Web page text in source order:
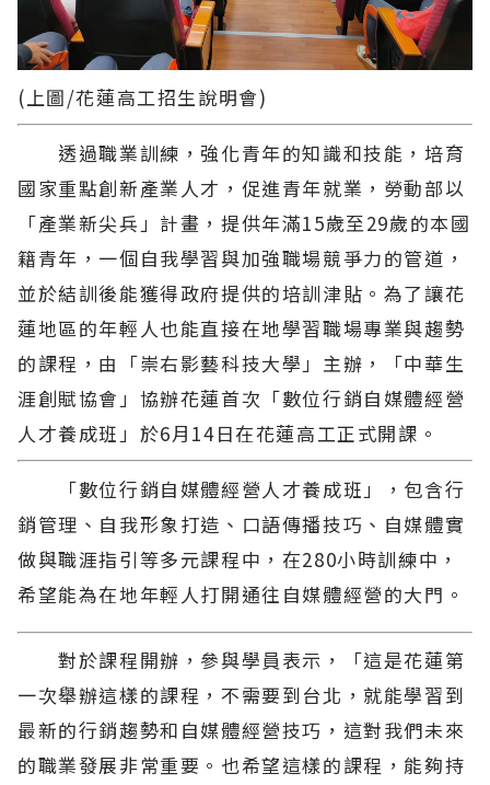
(上圖/花蓮高工招生說明會)
透過職業訓練，強化青年的知識和技能，培育
國家重點創新產業人才，促進青年就業，勞動部以
「產業新尖兵」計畫，提供年滿15歲至29歲的本國
籍青年，一個自我學習與加強職場競爭力的管道，
並於結訓後能獲得政府提供的培訓津貼。為了讓花
蓮地區的年輕人也能直接在地學習職場專業與趨勢
的課程，由「崇右影藝科技大學」主辦，「中華生
涯創賦協會」協辦花蓮首次「數位行銷自媒體經營
人才養成班」於6月14日在花蓮高工正式開課。
「數位行銷自媒體經營人才養成班」，包含行
銷管理、自我形象打造、口語傳播技巧、自媒體實
做與職涯指引等多元課程中，在280小時訓練中，
希望能為在地年輕人打開通往自媒體經營的大門。
對於課程開辦，參與學員表示，「這是花蓮第
一次舉辦這樣的課程，不需要到台北，就能學習到
最新的行銷趨勢和自媒體經營技巧，這對我們未來
的職業發展非常重要。也希望這樣的課程，能夠持